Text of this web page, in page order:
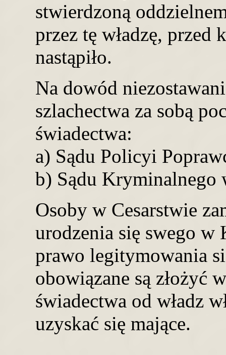
stwierdzoną
przez tę władzę,
nastąpiło.
Na dowód
szlachectwa za sobą
świadectwa:
a) Sądu Policyi
b) Sądu Kryminalnego
Osoby w Cesarstwie
urodzenia się swego w
prawo legitymowania
obowiązane są złożyć
świadectwa od władz
uzyskać się mające.